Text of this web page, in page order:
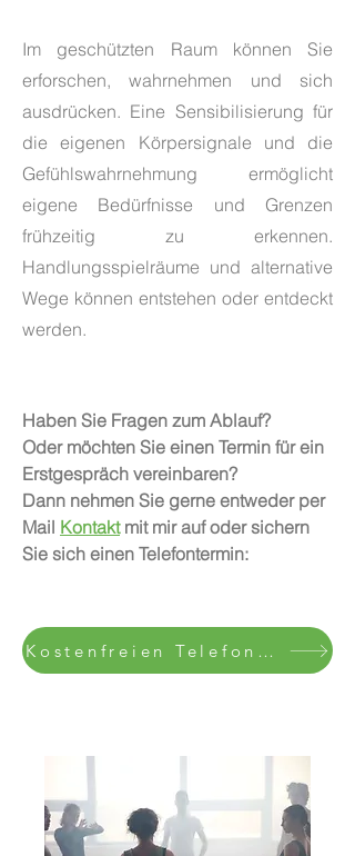
Im geschützten Raum können Sie
erforschen, wahrnehmen und sich
ausdrücken. Eine Sensibilisierung für
die eigenen Körpersignale und die
Gefühlswahrnehmung ermöglicht
eigene Bedürfnisse und Grenzen
frühzeitig zu erkennen.
Handlungsspielräume und alternative
Wege können entstehen oder entdeckt
werden.
Haben Sie Fragen zum Ablauf?
Oder möchten Sie einen Termin für ein
Erstgespräch vereinbaren?
Dann nehmen Sie gerne entweder per
Mail Kontakt mit mir auf oder sichern
Sie sich einen Telefontermin:
Kostenfreien Telefontermin buchen